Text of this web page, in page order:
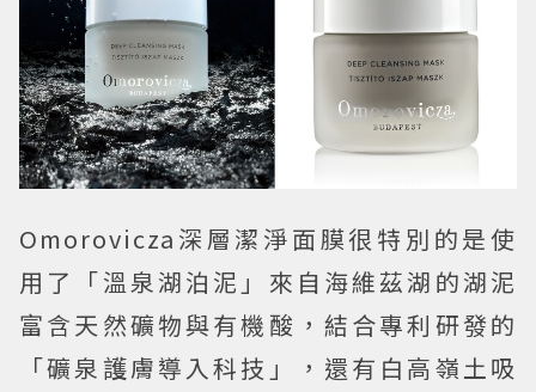
Omorovicza深層潔淨面膜很特別的是使
用了「溫泉湖泊泥」來自海維茲湖的湖泥
富含天然礦物與有機酸，結合專利研發的
「礦泉護膚導入科技」，還有白高嶺土吸